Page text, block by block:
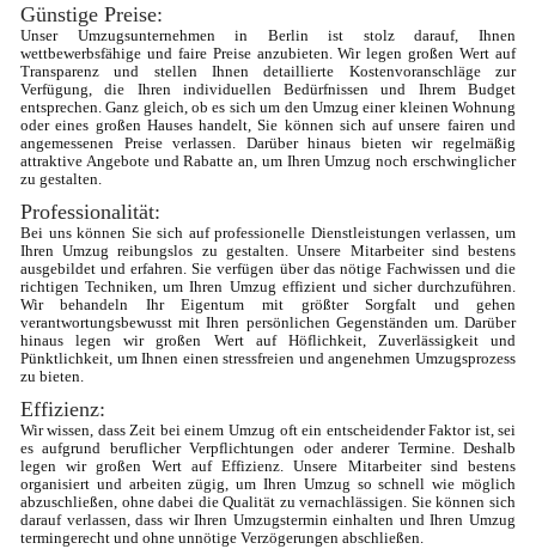
Günstige Preise:
Unser Umzugsunternehmen in Berlin ist stolz darauf, Ihnen
wettbewerbsfähige und faire Preise anzubieten. Wir legen großen Wert auf
Transparenz und stellen Ihnen detaillierte Kostenvoranschläge zur
Verfügung, die Ihren individuellen Bedürfnissen und Ihrem Budget
entsprechen. Ganz gleich, ob es sich um den Umzug einer kleinen Wohnung
oder eines großen Hauses handelt, Sie können sich auf unsere fairen und
angemessenen Preise verlassen. Darüber hinaus bieten wir regelmäßig
attraktive Angebote und Rabatte an, um Ihren Umzug noch erschwinglicher
zu gestalten.
Professionalität:
Bei uns können Sie sich auf professionelle Dienstleistungen verlassen, um
Ihren Umzug reibungslos zu gestalten. Unsere Mitarbeiter sind bestens
ausgebildet und erfahren. Sie verfügen über das nötige Fachwissen und die
richtigen Techniken, um Ihren Umzug effizient und sicher durchzuführen.
Wir behandeln Ihr Eigentum mit größter Sorgfalt und gehen
verantwortungsbewusst mit Ihren persönlichen Gegenständen um. Darüber
hinaus legen wir großen Wert auf Höflichkeit, Zuverlässigkeit und
Pünktlichkeit, um Ihnen einen stressfreien und angenehmen Umzugsprozess
zu bieten.
Effizienz:
Wir wissen, dass Zeit bei einem Umzug oft ein entscheidender Faktor ist, sei
es aufgrund beruflicher Verpflichtungen oder anderer Termine. Deshalb
legen wir großen Wert auf Effizienz. Unsere Mitarbeiter sind bestens
organisiert und arbeiten zügig, um Ihren Umzug so schnell wie möglich
abzuschließen, ohne dabei die Qualität zu vernachlässigen. Sie können sich
darauf verlassen, dass wir Ihren Umzugstermin einhalten und Ihren Umzug
termingerecht und ohne unnötige Verzögerungen abschließen.